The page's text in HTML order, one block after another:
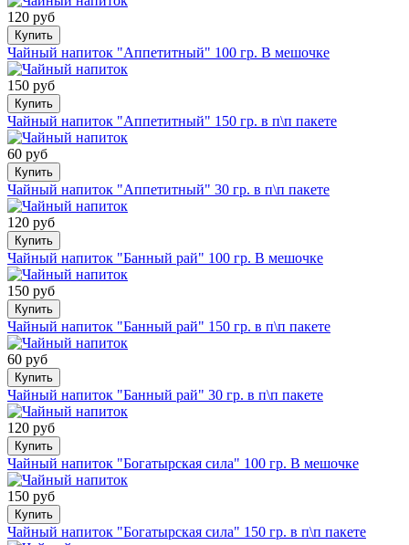
120 руб
Купить
Чайный напиток "Аппетитный" 100 гр. В мешочке
150 руб
Купить
Чайный напиток "Аппетитный" 150 гр. в п\п пакете
60 руб
Купить
Чайный напиток "Аппетитный" 30 гр. в п\п пакете
120 руб
Купить
Чайный напиток "Банный рай" 100 гр. В мешочке
150 руб
Купить
Чайный напиток "Банный рай" 150 гр. в п\п пакете
60 руб
Купить
Чайный напиток "Банный рай" 30 гр. в п\п пакете
120 руб
Купить
Чайный напиток "Богатырская сила" 100 гр. В мешочке
150 руб
Купить
Чайный напиток "Богатырская сила" 150 гр. в п\п пакете